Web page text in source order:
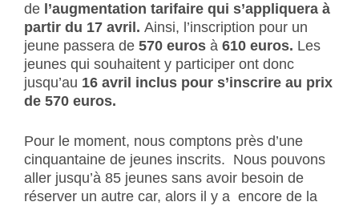
de l’augmentation tarifaire qui s’appliquera à
partir du 17 avril. Ainsi, l’inscription pour un
jeune passera de 570 euros à 610 euros. Les
jeunes qui souhaitent y participer ont donc
jusqu’au 16 avril inclus pour s’inscrire au prix
de 570 euros.
Pour le moment, nous comptons près d’une
cinquantaine de jeunes inscrits. Nous pouvons
aller jusqu’à 85 jeunes sans avoir besoin de
réserver un autre car, alors il y a encore de la